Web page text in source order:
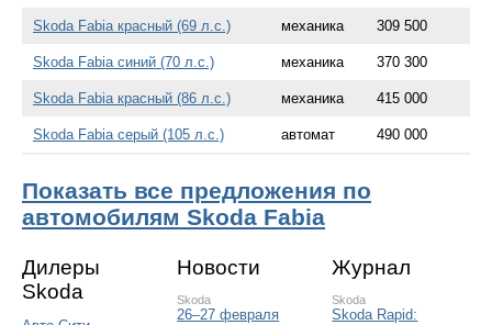
Skoda Fabia красный (69 л.с.) механика 309 500
Skoda Fabia синий (70 л.с.) механика 370 300
Skoda Fabia красный (86 л.с.) механика 415 000
Skoda Fabia серый (105 л.с.) автомат 490 000
Показать все предложения по
автомобилям Skoda Fabia
Дилеры
Skoda
Новости
Skoda
26–27 февраля
Журнал
Skoda
Skoda Rapid: